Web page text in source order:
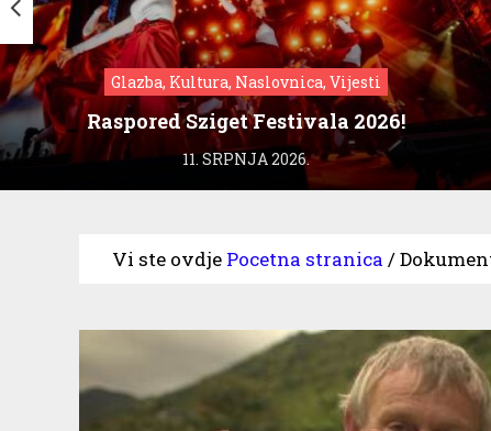
Glazba, Kultura, Naslovnica, Vijesti
Raspored Sziget Festivala 2026!
11. SRPNJA 2026.
Vi ste ovdje Pocetna stranica /